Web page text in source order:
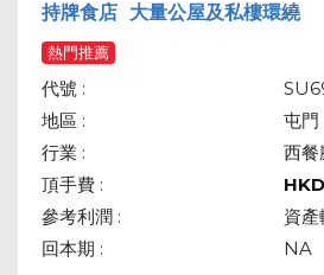
持牌食店 大量公屋及私樓環繞
熱門推薦
代號 :
地區 :
屯門
行業 :
西餐
頂手費 :
HKD
參考利潤 :
資產
回本期 :
NA